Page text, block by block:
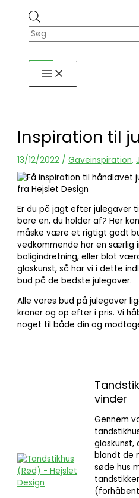
Inspiration til
13/12/2022 /Gaveinspiration,
Er du på jagt efter julegaver
bare en, du holder af? Her
måske være et rigtigt godt
vedkommende har en særlig
boligindretning, eller blot
glaskunst, så har vi i dette
bud på de bedste julegaver.
Alle vores bud på julegaver
kroner og op efter i pris. Vi
noget til både din og
vinder
Gennem
blandt de
søde hus